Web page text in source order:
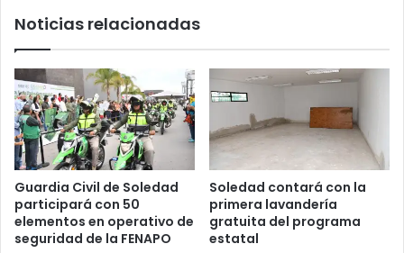
Noticias relacionadas
Guardia Civil de Soledad
participará con 50
elementos en operativo de
seguridad de la FENAPO
Soledad contará con la
primera lavandería
gratuita del programa
estatal